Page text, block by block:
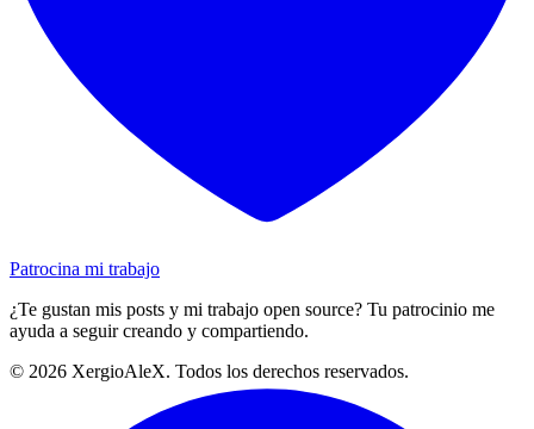
Patrocina mi trabajo
¿Te gustan mis posts y mi trabajo open source? Tu patrocinio me
ayuda a seguir creando y compartiendo.
© 2026 XergioAleX. Todos los derechos reservados.